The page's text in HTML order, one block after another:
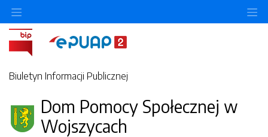
Biuletyn Informacji Publicznej
Dom Pomocy Społecznej w
Wojszycach